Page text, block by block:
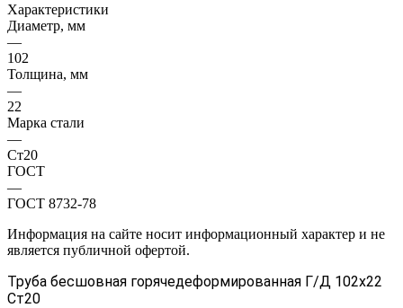
Характеристики
Диаметр, мм
—
102
Толщина, мм
—
22
Марка стали
—
Ст20
ГОСТ
—
ГОСТ 8732-78
Информация на сайте носит информационный характер и не
является публичной офертой.
Труба бесшовная горячедеформированная Г/Д 102х22
Ст20